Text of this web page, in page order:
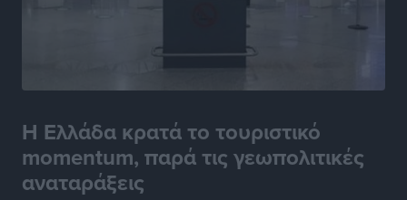
Η Ελλάδα κρατά το τουριστικό
momentum, παρά τις γεωπολιτικές
αναταράξεις